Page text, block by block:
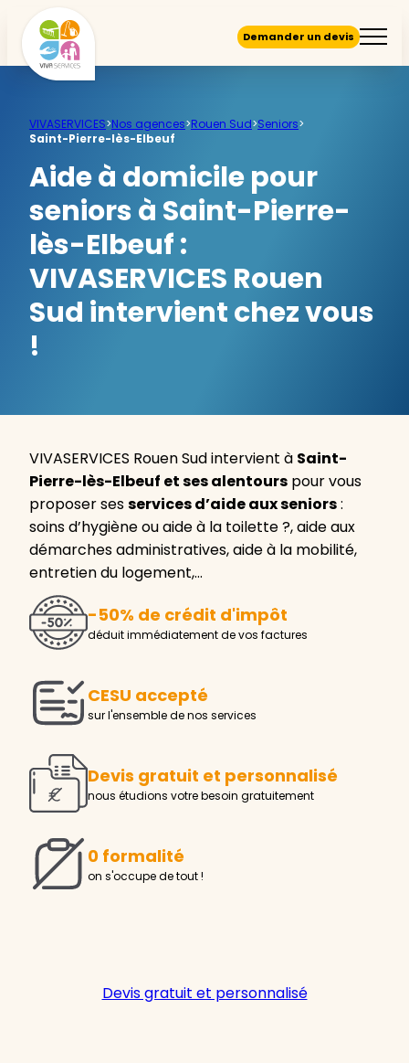
Demander un devis
VIVASERVICES>Nos agences>Rouen Sud>Seniors>
Saint-Pierre-lès-Elbeuf
Aide à domicile pour
seniors à Saint-Pierre-
lès-Elbeuf :
VIVASERVICES Rouen
Sud intervient chez vous
!
VIVASERVICES Rouen Sud intervient à Saint-
Pierre-lès-Elbeuf et ses alentours pour vous
proposer sesservices d’aide aux seniors:
soins d’hygiène ou aide à la toilette ?, aide aux
démarches administratives, aide à la mobilité,
entretien du logement,…
-50% de crédit d'impôt
déduit immédiatement de vos factures
CESU accepté
sur l'ensemble de nos services
Devis gratuit et personnalisé
nous étudions votre besoin gratuitement
0 formalité
on s'occupe de tout !
Devis gratuit et personnalisé